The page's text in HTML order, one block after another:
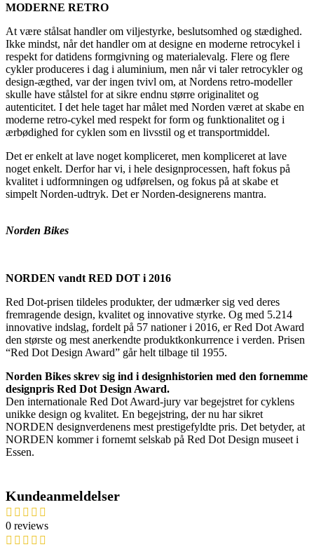
MODERNE RETRO
At være stålsat handler om viljestyrke, beslutsomhed og stædighed.
Ikke mindst, når det handler om at designe en moderne retrocykel i
respekt for datidens formgivning og materialevalg. Flere og flere
cykler produceres i dag i aluminium, men når vi taler retrocykler og
design-ægthed, var der ingen tvivl om, at Nordens retro-modeller
skulle have stålstel for at sikre endnu større originalitet og
autenticitet. I det hele taget har målet med Norden været at skabe en
moderne retro-cykel med respekt for form og funktionalitet og i
ærbødighed for cyklen som en livsstil og et transportmiddel.
Det er enkelt at lave noget kompliceret, men kompliceret at lave
noget enkelt. Derfor har vi, i hele designprocessen, haft fokus på
kvalitet i udformningen og udførelsen, og fokus på at skabe et
simpelt Norden-udtryk. Det er Norden-designerens mantra.
Norden Bikes
NORDEN vandt RED DOT i 2016
Red Dot-prisen tildeles produkter, der udmærker sig ved deres
fremragende design, kvalitet og innovative styrke. Og med 5.214
innovative indslag, fordelt på 57 nationer i 2016, er Red Dot Award
den største og mest anerkendte produktkonkurrence i verden. Prisen
“Red Dot Design Award” går helt tilbage til 1955.
Norden Bikes skrev sig ind i designhistorien med den fornemme
designpris Red Dot Design Award.
Den internationale Red Dot Award-jury var begejstret for cyklens
unikke design og kvalitet. En begejstring, der nu har sikret
NORDEN designverdenens mest prestigefyldte pris. Det betyder, at
NORDEN kommer i fornemt selskab på Red Dot Design museet i
Essen.
Kundeanmeldelser
0 reviews